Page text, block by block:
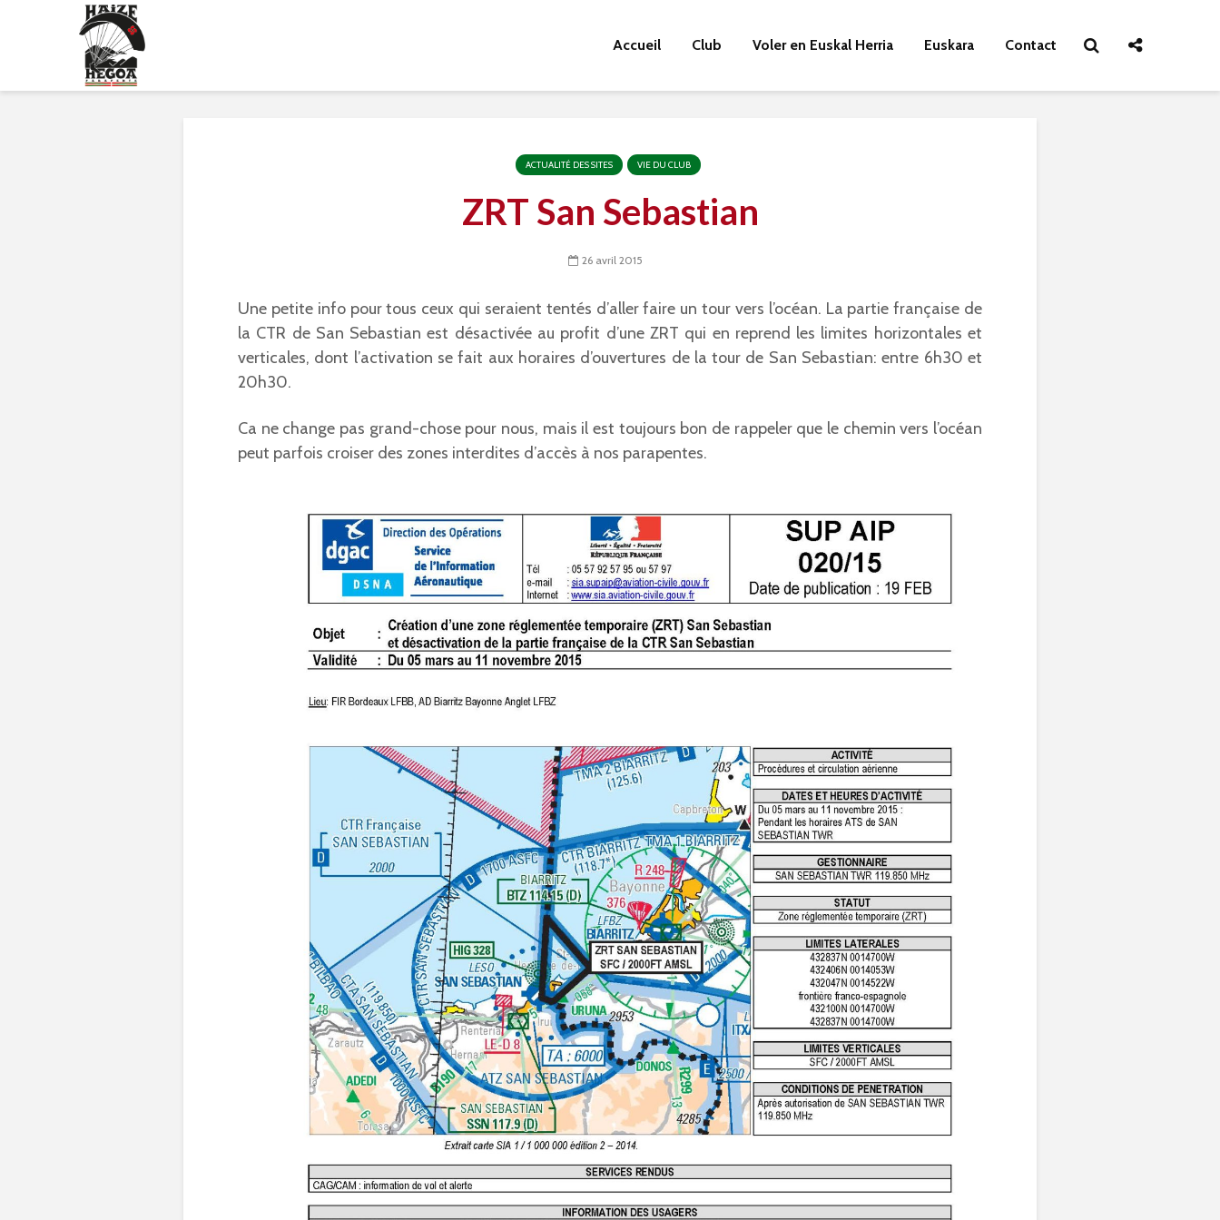
Accueil Club Voler en Euskal Herria Euskara Contact
ACTUALITÉ DES SITES VIE DU CLUB
ZRT San Sebastian
26 avril 2015
Une petite info pour tous ceux qui seraient tentés d’aller faire un tour vers l’océan. La partie française de
la CTR de San Sebastian est désactivée au profit d’une ZRT qui en reprend les limites horizontales et
verticales, dont l’activation se fait aux horaires d’ouvertures de la tour de San Sebastian: entre 6h30 et
20h30.
Ca ne change pas grand-chose pour nous, mais il est toujours bon de rappeler que le chemin vers l’océan
peut parfois croiser des zones interdites d’accès à nos parapentes.